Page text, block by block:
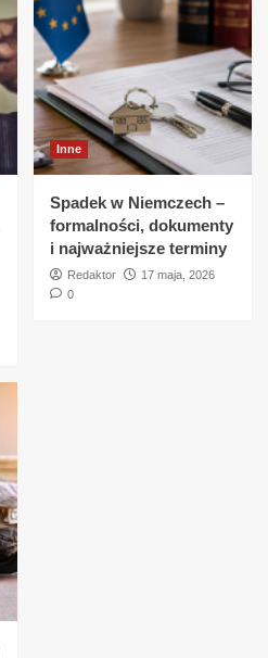
Inne
Spadek w Niemczech –
formalności, dokumenty
i najważniejsze terminy
Redaktor
17 maja, 2026
0